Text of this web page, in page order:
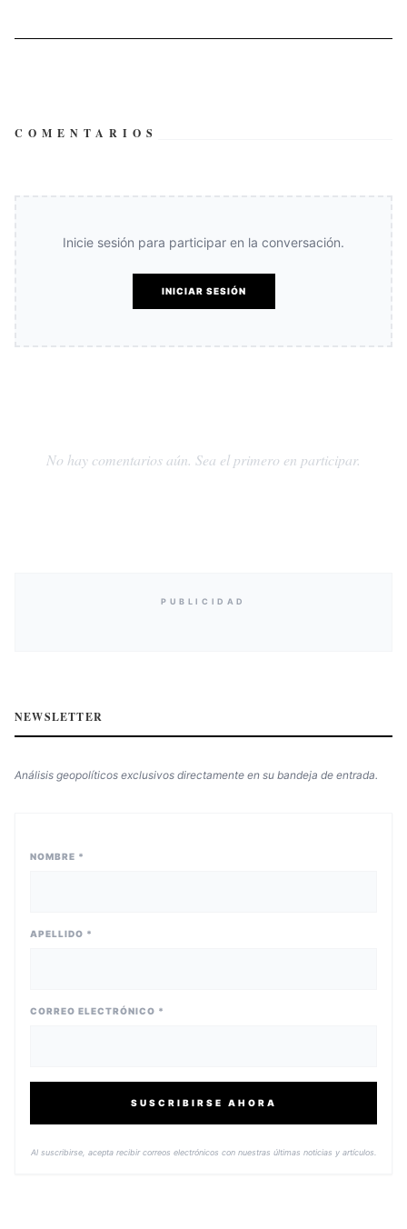
COMENTARIOS
Inicie sesión para participar en la conversación.
INICIAR SESIÓN
No hay comentarios aún. Sea el primero en participar.
PUBLICIDAD
NEWSLETTER
Análisis geopolíticos exclusivos directamente en su bandeja de entrada.
NOMBRE *
APELLIDO *
CORREO ELECTRÓNICO *
SUSCRIBIRSE AHORA
Al suscribirse, acepta recibir correos electrónicos con nuestras últimas noticias y artículos.